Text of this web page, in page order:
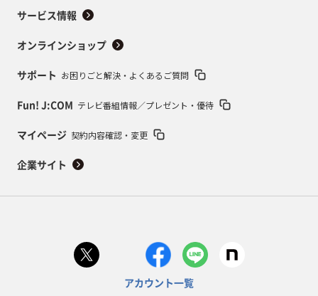
サービス情報
オンラインショップ
サポート お困りごと解決・よくあるご質問
Fun! J:COM テレビ番組情報／プレゼント・優待
マイページ 契約内容確認・変更
企業サイト
アカウント一覧